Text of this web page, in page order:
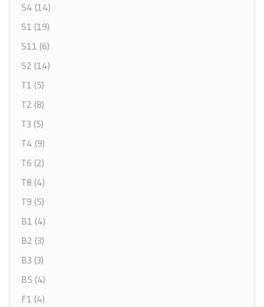
S4 (14)
S1 (19)
S11 (6)
S2 (14)
T1 (5)
T2 (8)
T3 (5)
T4 (9)
T6 (2)
T8 (4)
T9 (5)
B1 (4)
B2 (3)
B3 (3)
B5 (4)
F1 (4)